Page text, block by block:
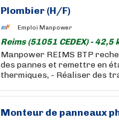
Plombier (H/F)
Emploi Manpower
Reims (51051 CEDEX) -
Manpower REIMS BTP
des pannes et remettre en
thermiques, - Réaliser des
Monteur de panneaux